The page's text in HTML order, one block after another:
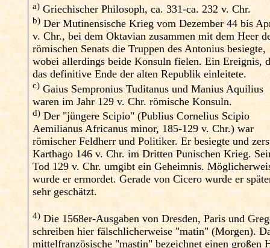
a) Griechischer Philosoph, ca. 331-ca. 232 v. Chr.
b) Der Mutinensische Krieg vom Dezember 44 bis
v. Chr., bei dem Oktavian zusammen mit dem Heer
römischen Senats die Truppen des Antonius besiegte,
wobei allerdings beide Konsuln fielen. Ein Ereignis,
das definitive Ende der alten Republik einleitete.
c) Gaius Sempronius Tuditanus und Manius Aquilius
waren im Jahr 129 v. Chr. römische Konsuln.
d) Der "jüngere Scipio" (Publius Cornelius Scipio
Aemilianus Africanus minor, 185-129 v. Chr.) war
römischer Feldherr und Politiker. Er besiegte und
Karthago 146 v. Chr. im Dritten Punischen Krieg.
Tod 129 v. Chr. umgibt ein Geheimnis.
wurde er ermordet. Gerade von Cicero wurde er
sehr geschätzt.
4) Die 1568er-Ausgaben von Dresden, Paris und
schreiben hier fälschlicherweise "matin" (Morgen).
mittelfranzösische "mastin" bezeichnet einen großen